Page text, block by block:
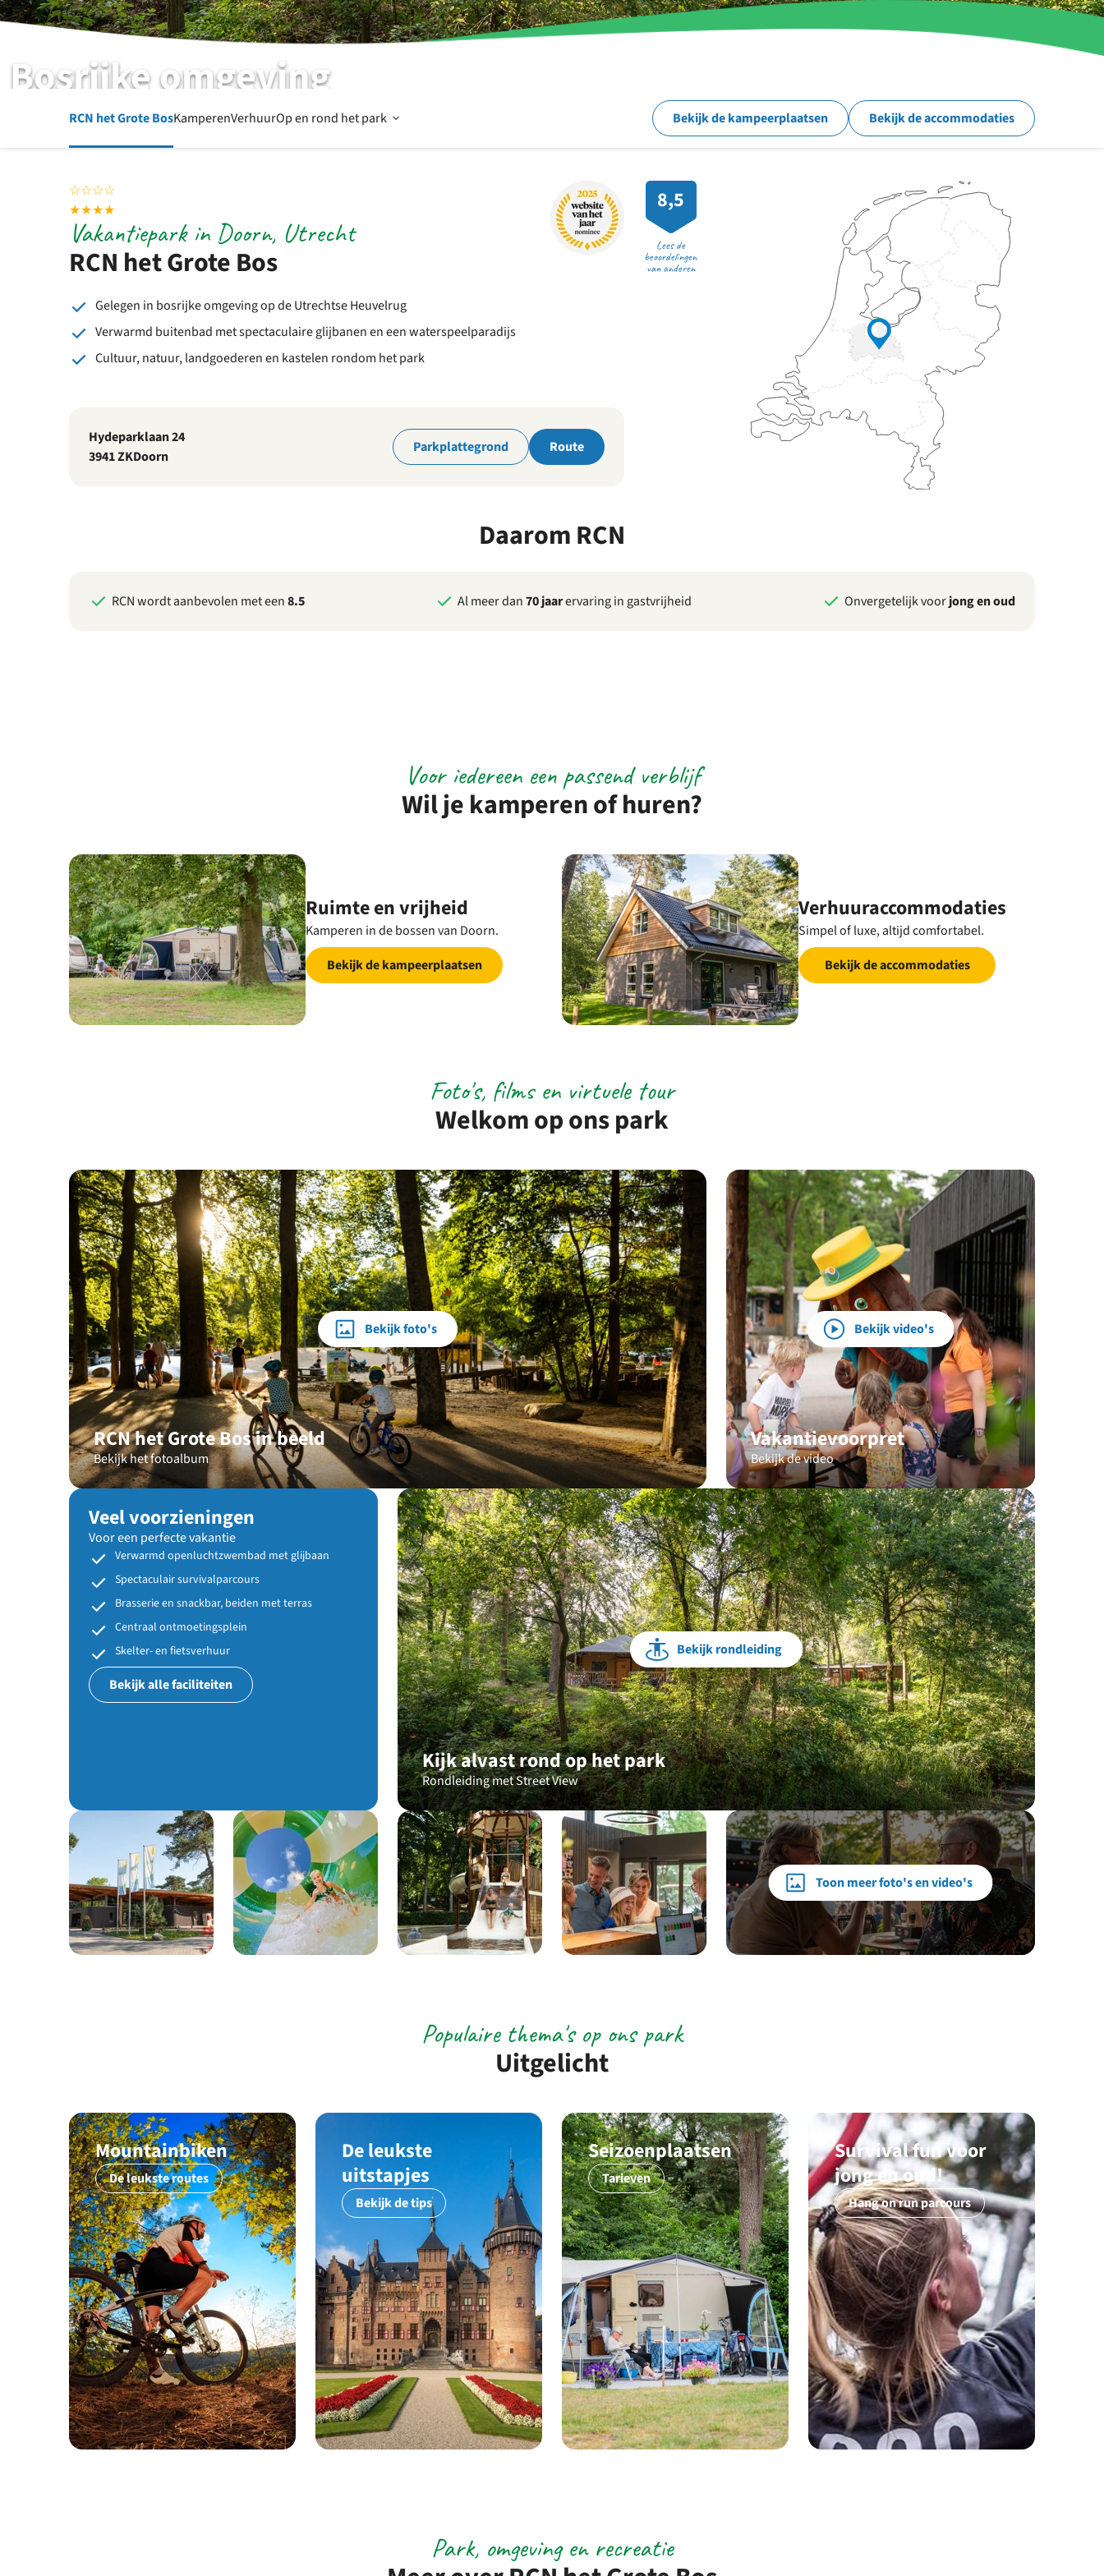
Bosrijke omgeving
RCN het Grote Bos | Doorn | Utrecht
RCN het Grote BosKamperenVerhuurOp en rond het park Open
het
Bekijk de kampeerplaatsen Bekijk de accommodaties
☆☆☆☆
★★★★
RCN het Grote Bos
Vakantiepark in Doorn, Utrecht
8,5
Lees de
beoordelingen
van anderen
Gelegen in bosrijke omgeving op de Utrechtse Heuvelrug
Verwarmd buitenbad met spectaculaire glijbanen en een waterspeelparadijs
Cultuur, natuur, landgoederen en kastelen rondom het park
Hydeparklaan 24
3941 ZKDoorn
Parkplattegrond Route
Daarom RCN
RCN wordt aanbevolen met een8.5 Al meer dan70 jaarervaring in gastvrijheid Onvergetelijk voorjong en oud
Wil je kamperen of huren?
Voor iedereen een passend verblijf
Ruimte en vrijheid
Kamperen in de bossen van Doorn.
Bekijk de kampeerplaatsen
Verhuuraccommodaties
Simpel of luxe, altijd comfortabel.
Bekijk de accommodaties
Welkom op ons park
Foto's, films en virtuele tour
RCN het Grote Bos in beeld
Bekijk het fotoalbum
Bekijk foto's
Vakantievoorpret
Bekijk de video
Bekijk video's
Veel voorzieningen
Voor een perfecte vakantie
Verwarmd openluchtzwembad met glijbaan
Spectaculair survivalparcours
Brasserie en snackbar, beiden met terras
Centraal ontmoetingsplein
Skelter- en fietsverhuur
Bekijk alle faciliteiten
Kijk alvast rond op het park
Rondleiding met Street View
Bekijk rondleiding
Toon meer foto's en video's
Uitgelicht
Populaire thema's op ons park
Mountainbiken
De leukste routes
De leukste
uitstapjes
Bekijk de tips
Seizoenplaatsen
Tarieven
Survival fun voor
jong en oud!
Hang on run parcours
Park, omgeving en recreatie